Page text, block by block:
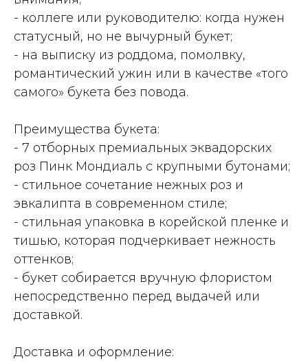
- коллеге или руководителю: когда нужен
статусный, но не вычурный букет;
- на выписку из роддома, помолвку,
романтический ужин или в качестве «того
самого» букета без повода.
Преимущества букета:
- 7 отборных премиальных эквадорских
роз Пинк Мондиаль с крупными бутонами;
- стильное сочетание нежных роз и
эвкалипта в современном стиле;
- стильная упаковка в корейской пленке и
тишью, которая подчеркивает нежность
оттенков;
- букет собирается вручную флористом
непосредственно перед выдачей или
доставкой.
Доставка и оформление: